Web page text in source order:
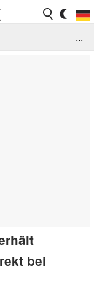
...
bei